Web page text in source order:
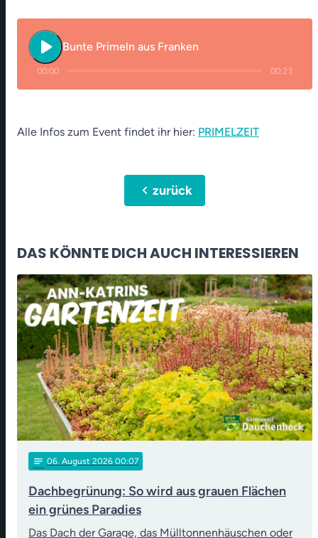
play_arrow Bunte Primeln aus Franken
00:00 00:23
Alle Infos zum Event findet ihr hier: PRIMELZEIT
chevron_leftzurück
DAS KÖNNTE DICH AUCH INTERESSIEREN
notes 06 . August 2026 00:07
Dachbegrünung: So wird aus grauen Flächen
ein grünes Paradies
Das Dach der Garage, das Mülltonnenhäuschen oder